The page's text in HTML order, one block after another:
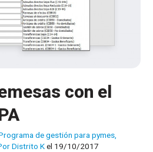
con el
de gestión para pymes,
Distrito Kel 19/10/2017